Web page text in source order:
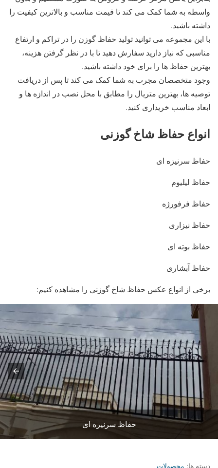
واسطه به شما کمک می کند تا قیمت مناسب و بالاترین کیفیت را
داشته باشید.
با این مجموعه می توانید تولید حفاظ گوزن را در تراکم و ارتفاع
مناسبی که نیاز دارید سفارش دهید تا با در نظر گرفتن هزینه،
بهترین حفاظ ها را برای خود داشته باشید.
وجود متخصصان مجرب به شما کمک می کند تا پس از دریافت
توصیه ها، بهترین متریال را مطابق با محل نصب در اندازه ها و
ابعاد مناسب خریداری کنید.
انواع حفاظ شاخ گوزنی
حفاظ سرنیزه ای
حفاظ لیلیوم
حفاظ فرفورژه
حفاظ نیزاری
حفاظ بوته ای
حفاظ آبشاری
برخی از انواع عکس حفاظ شاخ گوزنی را مشاهده کنیم:
حفاظ سرنیزه ای
دسته ها: محصولات